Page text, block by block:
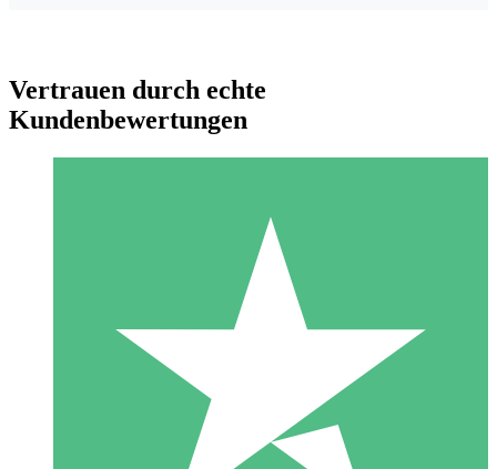
Individuelle Credit-Pakete
Zahlen Sie nach Bedarf mit Download-Credits. Keine
monatliche Verpflichtung erforderlich.
10 00
Vertrauen durch echte
Kundenbewertungen